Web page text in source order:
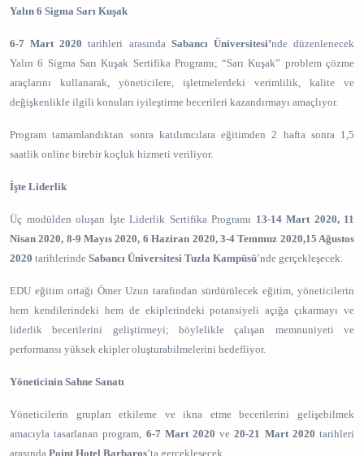
Yalın 6 Sigma Sarı Kuşak
6-7 Mart 2020 tarihleri arasında Sabancı Üniversitesi’nde düzenlenecek
Yalın 6 Sigma Sarı Kuşak Sertifika Programı; “Sarı Kuşak” problem çözme
araçlarını kullanarak, yöneticilere, işletmelerdeki verimlilik, kalite ve
değişkenlikle ilgili konuları iyileştirme becerileri kazandırmayı amaçlıyor.
Program tamamlandıktan sonra katılımcılara eğitimden 2 hafta sonra 1,5
saatlik online birebir koçluk hizmeti veriliyor.
İşte Liderlik
Üç modülden oluşan İşte Liderlik Sertifika Programı 13-14 Mart 2020, 11
Nisan 2020, 8-9 Mayıs 2020, 6 Haziran 2020, 3-4 Temmuz 2020,15 Ağustos
2020 tarihlerinde Sabancı Üniversitesi Tuzla Kampüsü’nde gerçekleşecek.
EDU eğitim ortağı Ömer Uzun tarafından sürdürülecek eğitim, yöneticilerin
hem kendilerindeki hem de ekiplerindeki potansiyeli açığa çıkarmayı ve
liderlik becerilerini geliştirmeyi; böylelikle çalışan memnuniyeti ve
performansı yüksek ekipler oluşturabilmelerini hedefliyor.
Yöneticinin Sahne Sanatı
Yöneticilerin grupları etkileme ve ikna etme becerilerini gelişebilmek
amacıyla tasarlanan program, 6-7 Mart 2020 ve20-21 Mart 2020tarihleri
arasında Point Hotel Barbaros’ta gerçekleşecek.